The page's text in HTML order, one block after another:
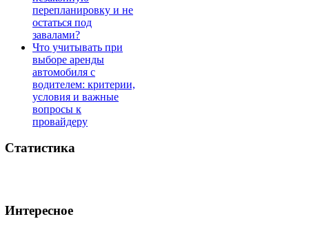
перепланировку и не
остаться под
завалами?
Что учитывать при
выборе аренды
автомобиля с
водителем: критерии,
условия и важные
вопросы к
провайдеру
Статистика
Интересное